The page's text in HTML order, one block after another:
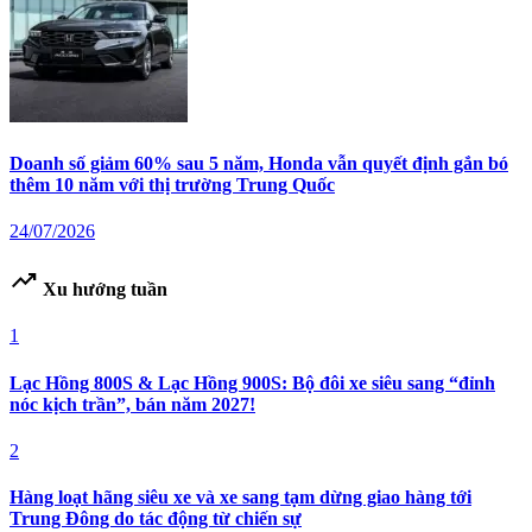
Doanh số giảm 60% sau 5 năm, Honda vẫn quyết định gắn bó
thêm 10 năm với thị trường Trung Quốc
24/07/2026
trending_up Xu hướng tuần
1
Lạc Hồng 800S & Lạc Hồng 900S: Bộ đôi xe siêu sang “đỉnh
nóc kịch trần”, bán năm 2027!
2
Hàng loạt hãng siêu xe và xe sang tạm dừng giao hàng tới
Trung Đông do tác động từ chiến sự